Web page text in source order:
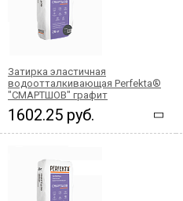
Затирка эластичная
водоотталкивающая Perfekta®
"СМАРТШОВ" графит
1602.25 руб.